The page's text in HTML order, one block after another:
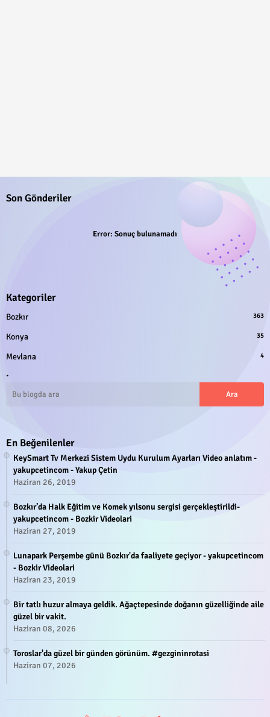
Son Gönderiler
Error: Sonuç bulunamadı
Kategoriler
Bozkır 363
Konya 35
Mevlana 4
.
En Beğenilenler
KeySmart Tv Merkezi Sistem Uydu Kurulum Ayarları Video anlatım -
yakupcetincom - Yakup Çetin
Haziran 26, 2019
Bozkır’da Halk Eğitim ve Komek yılsonu sergisi gerçekleştirildi-
yakupcetincom - Bozkir Videolari
Haziran 27, 2019
Lunapark Perşembe günü Bozkır'da faaliyete geçiyor - yakupcetincom
- Bozkir Videolari
Haziran 23, 2019
Bir tatlı huzur almaya geldik. Ağaçtepesinde doğanın güzelliğinde aile
güzel bir vakit.
Haziran 08, 2026
Toroslar'da güzel bir günden görünüm. #gezgininrotasi
Haziran 07, 2026